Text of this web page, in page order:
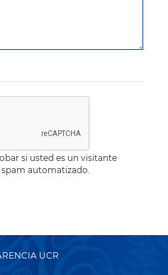
si usted es un visitante
automatizado.
UCR